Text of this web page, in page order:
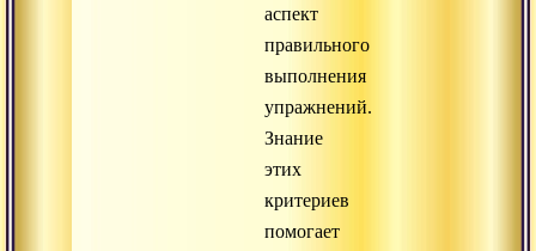
аспект
правильного
выполнения
упражнений.
Знание
этих
критериев
помогает